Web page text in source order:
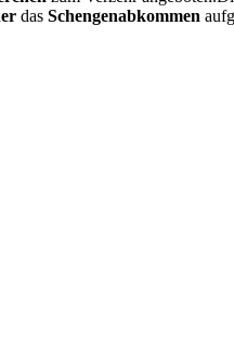
das Schengenabkommen